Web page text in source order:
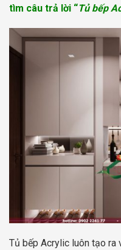
tìm câu trả lời “Tủ bếp
Tủ bếp Acrylic luôn tạo ra